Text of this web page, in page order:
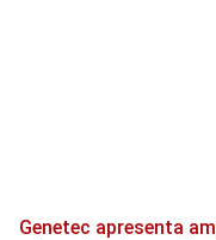
Genetec apresenta